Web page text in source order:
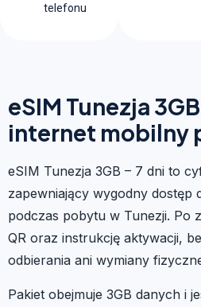
telefonu
eSIM Tunezja
internet mobilny
eSIM Tunezja 3GB – 7 dni to
zapewniający wygodny dostęp
podczas pobytu w Tunezji. Po
QR oraz instrukcję aktywacji,
odbierania ani wymiany
Pakiet obejmuje 3GB danych i